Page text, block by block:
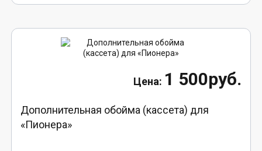
1 500руб.
Дополнительная обойма (кассета) для
«Пионера»